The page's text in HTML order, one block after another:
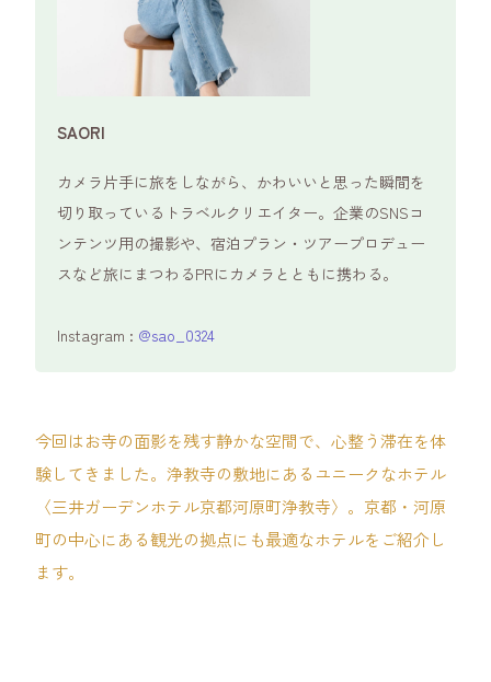
SAORI
カメラ片手に旅をしながら、かわいいと思った瞬間を
切り取っているトラベルクリエイター。企業のSNSコ
ンテンツ用の撮影や、宿泊プラン・ツアープロデュー
スなど旅にまつわるPRにカメラとともに携わる。
Instagram : @sao_0324
今回はお寺の面影を残す静かな空間で、心整う滞在を体
験してきました。浄教寺の敷地にあるユニークなホテル
〈三井ガーデンホテル京都河原町浄教寺〉。京都・河原
町の中心にある観光の拠点にも最適なホテルをご紹介し
ます。